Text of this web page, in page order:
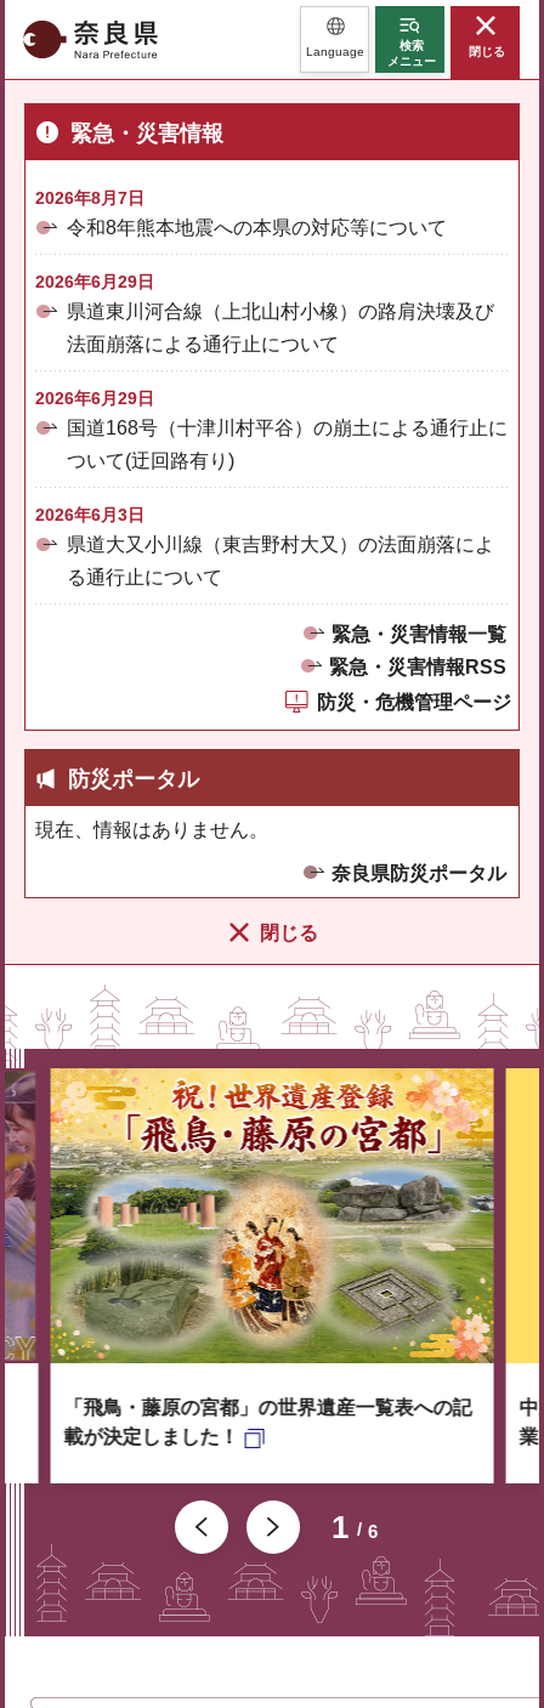
奈良県 Language
検索
メニュー
閉じる
緊急・災害情報
2026年8月7日
令和8年熊本地震への本県の対応等について
2026年6月29日
県道東川河合線（上北山村小橡）の路肩決壊及び
法面崩落による通行止について
2026年6月29日
国道168号（十津川村平谷）の崩土による通行止に
ついて(迂回路有り)
2026年6月3日
県道大又小川線（東吉野村大又）の法面崩落によ
る通行止について
緊急・災害情報一覧
緊急・災害情報RSS
防災・危機管理ページ
防災ポータル
現在、情報はありません。
奈良県防災ポータル
閉じる
1 6
「飛鳥・藤原の宮都」の世界遺産一覧表への記
載が決定しました！
中
業